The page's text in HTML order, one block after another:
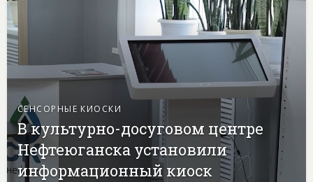
СЕНСОРНЫЕ КИОСКИ
В культурно-досуговом центре
Нефтеюганска установили
информационный киоск